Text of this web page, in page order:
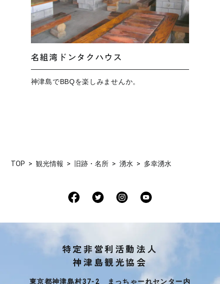
名組湾ドンタクハウス
神津島でBBQを楽しみませんか。
TOP 観光情報 旧跡・名所 湧水 多幸湧水
特定非営利活動法人
神津島観光協会
東京都神津島村37-2 まっちゃーれセンター内